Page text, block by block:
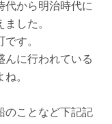
代から明治時代に
した。
す。
んに行われている
。
のことなど下記記